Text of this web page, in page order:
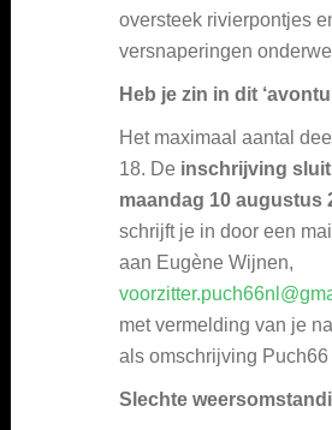
oversteek rivierpontjes
versnaperingen
Heb je zin in dit
Het maximaal aantal
18. De inschrijving
maandag 10 augustus
schrijft je in door een
aan Eugène Wijnen,
met vermelding van je
als omschrijving Puch66
Slechte